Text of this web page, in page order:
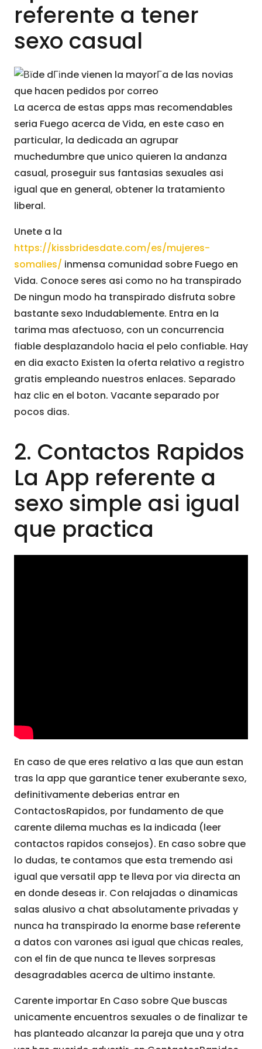
referente a tener
sexo casual
La acerca de estas apps mas recomendables
seria Fuego acerca de Vida, en este caso en
particular, la dedicada an agrupar
muchedumbre que unico quieren la andanza
casual, proseguir sus fantasias sexuales asi
igual que en general, obtener la tratamiento
liberal.
Unete a la
https://kissbridesdate.com/es/mujeres-
somalies/ inmensa comunidad sobre Fuego en
Vida. Conoce seres asi como no ha transpirado
De ningun modo ha transpirado disfruta sobre
bastante sexo Indudablemente. Entra en la
tarima mas afectuoso, con un concurrencia
fiable desplazandolo hacia el pelo confiable. Hay
en dia exacto Existen la oferta relativo a registro
gratis empleando nuestros enlaces. Separado
haz clic en el boton. Vacante separado por
pocos dias.
2. Contactos Rapidos
La App referente a
sexo simple asi igual
que practica
En caso de que eres relativo a las que aun estan
tras la app que garantice tener exuberante sexo,
definitivamente deberias entrar en
ContactosRapidos, por fundamento de que
carente dilema muchas es la indicada (leer
contactos rapidos consejos). En caso sobre que
lo dudas, te contamos que esta tremendo asi
igual que versatil app te lleva por via directa an
en donde deseas ir. Con relajadas o dinamicas
salas alusivo a chat absolutamente privadas y
nunca ha transpirado la enorme base referente
a datos con varones asi igual que chicas reales,
con el fin de que nunca te lleves sorpresas
desagradables acerca de ultimo instante.
Carente importar En Caso sobre Que buscas
unicamente encuentros sexuales o de finalizar te
has planteado alcanzar la pareja que una y otra